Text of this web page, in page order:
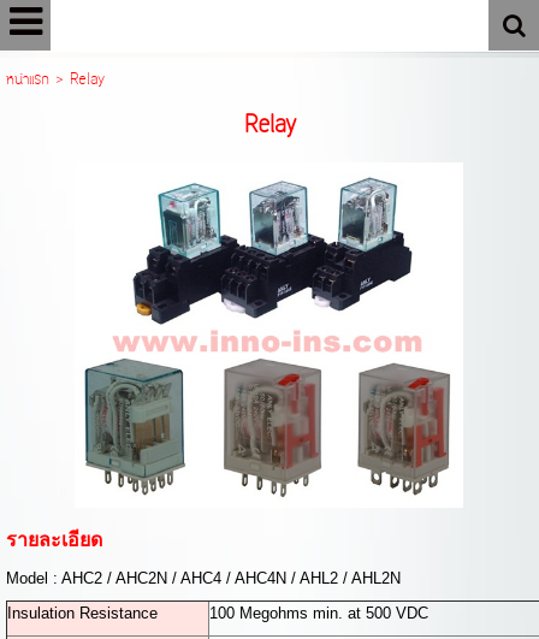
หน้าแรก> Relay
Relay
รายละเอียด
Model : AHC2 / AHC2N / AHC4 / AHC4N / AHL2 / AHL2N
Insulation Resistance
100 Megohms min. at 500 VDC